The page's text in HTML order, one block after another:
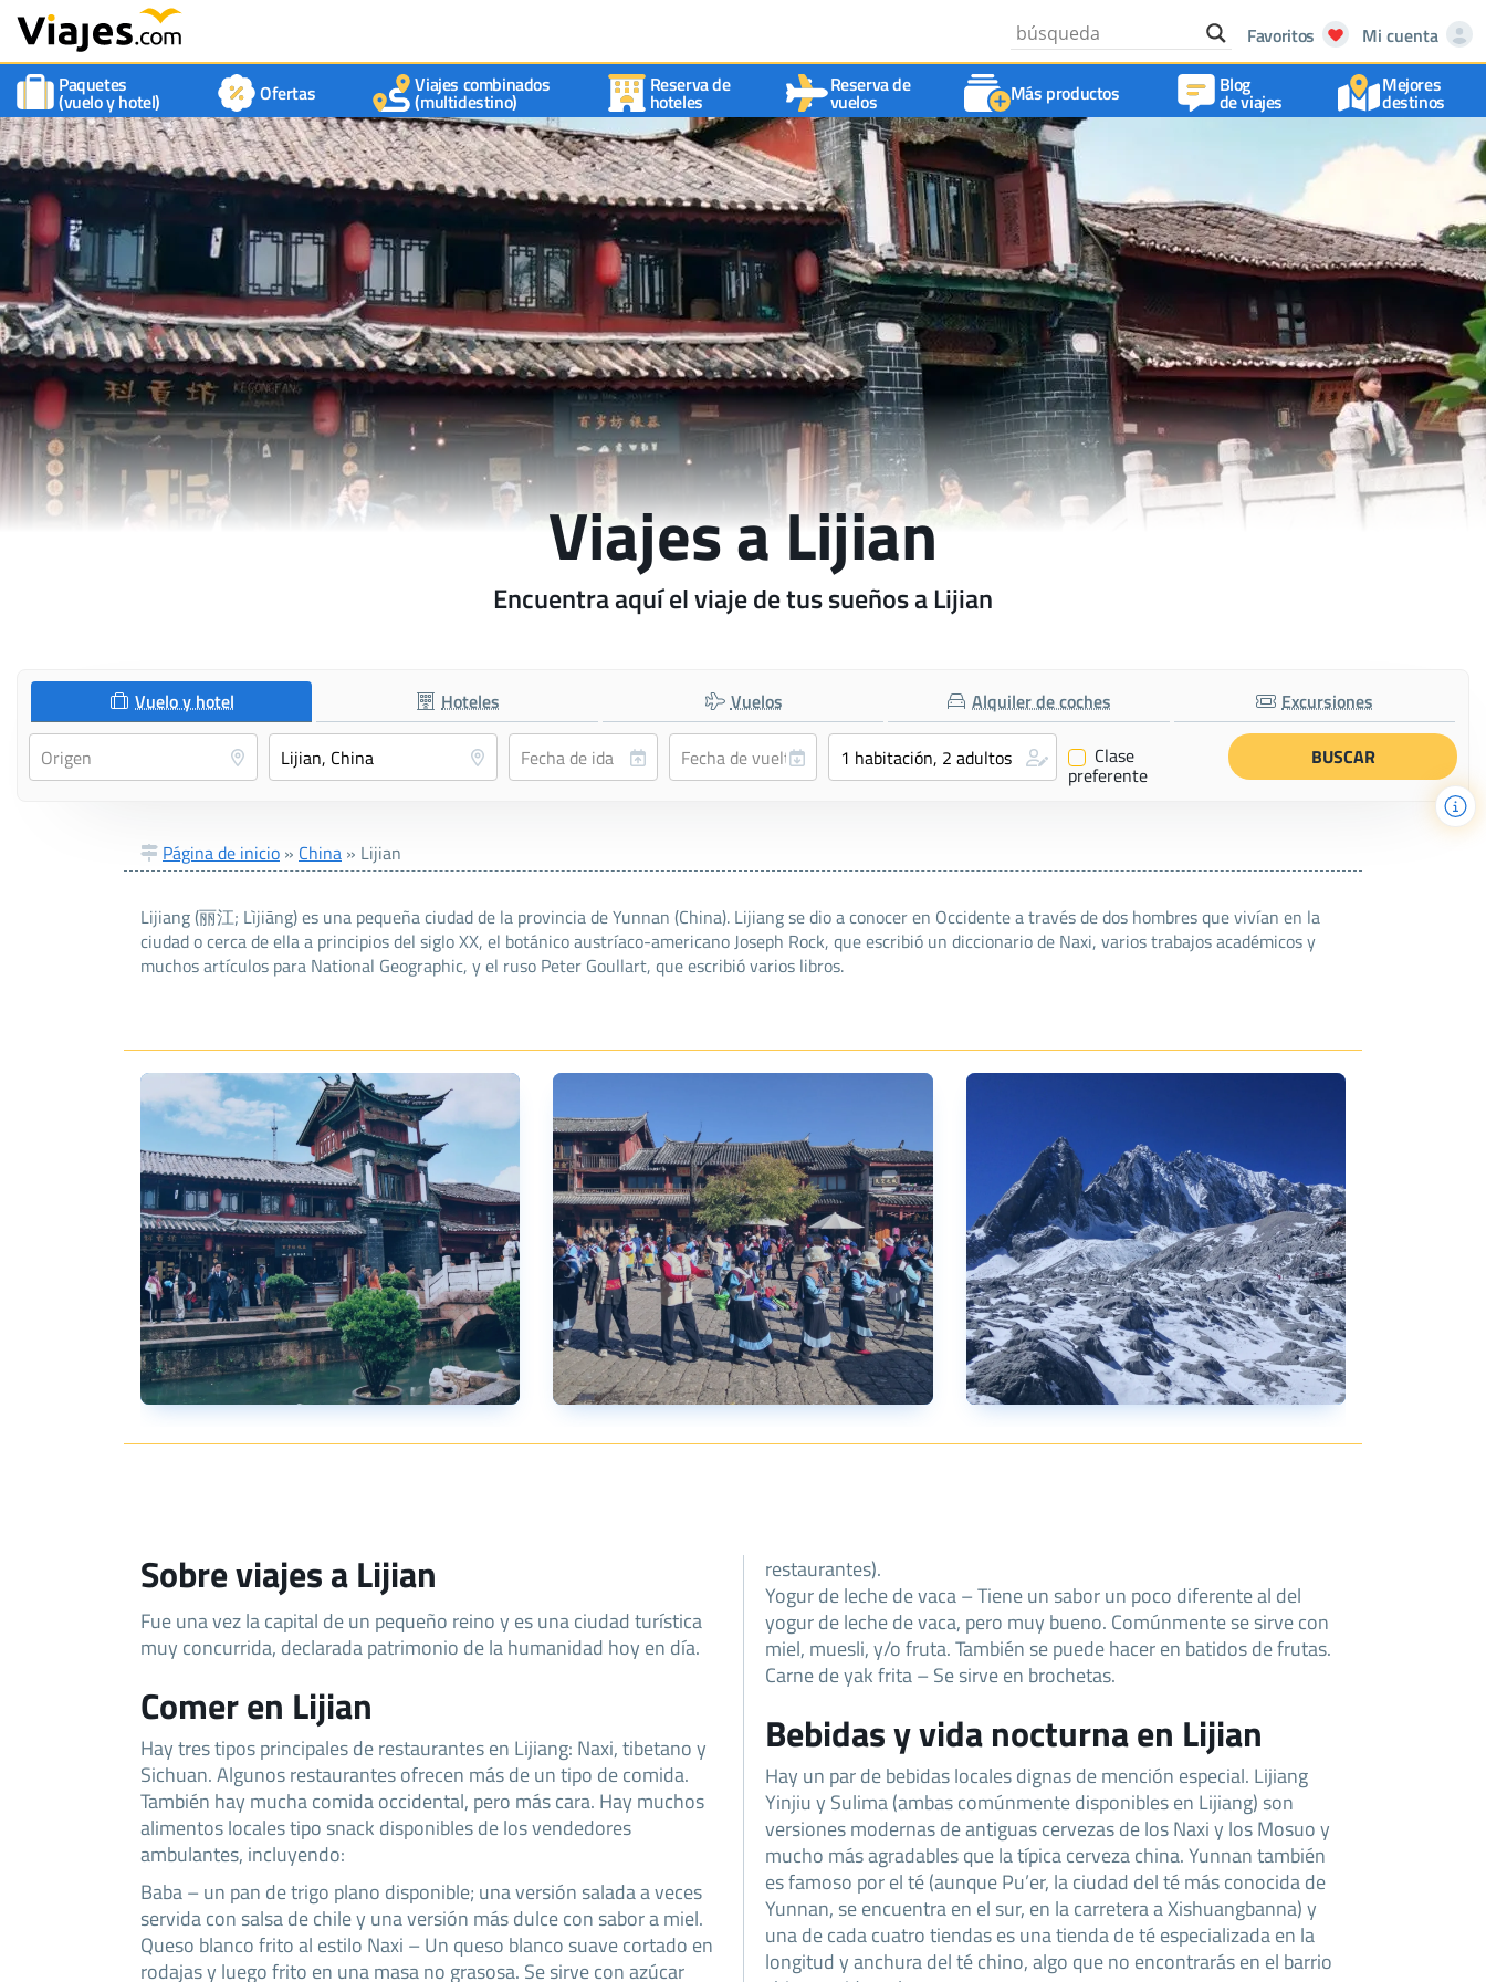
Favoritos
Mi cuenta
Paquetes
(vuelo y hotel) Ofertas Viajes combinados
(multidestino)
Reserva de
hoteles
Reserva de
vuelos Más productos Blog
de viajes
Mejores
destinos
Viajes a Lijian
Encuentra aquí el viaje de tus sueños a Lijian
Vuelo y hotel Hoteles Vuelos Alquiler de coches Excursiones
✔ Clase
preferente
Página de inicio » China » Lijian
Lijiang (丽江; Lìjiāng) es una pequeña ciudad de la provincia de Yunnan (China). Lijiang se dio a conocer en Occidente a través de dos hombres que vivían en la
ciudad o cerca de ella a principios del siglo XX, el botánico austríaco-americano Joseph Rock, que escribió un diccionario de Naxi, varios trabajos académicos y
muchos artículos para National Geographic, y el ruso Peter Goullart, que escribió varios libros.
Sobre viajes a Lijian
Fue una vez la capital de un pequeño reino y es una ciudad turística
muy concurrida, declarada patrimonio de la humanidad hoy en día.
Comer en Lijian
Hay tres tipos principales de restaurantes en Lijiang: Naxi, tibetano y
Sichuan. Algunos restaurantes ofrecen más de un tipo de comida.
También hay mucha comida occidental, pero más cara. Hay muchos
alimentos locales tipo snack disponibles de los vendedores
ambulantes, incluyendo:
Baba – un pan de trigo plano disponible; una versión salada a veces
servida con salsa de chile y una versión más dulce con sabor a miel.
Queso blanco frito al estilo Naxi – Un queso blanco suave cortado en
rodajas y luego frito en una masa no grasosa. Se sirve con azúcar
restaurantes).
Yogur de leche de vaca – Tiene un sabor un poco diferente al del
yogur de leche de vaca, pero muy bueno. Comúnmente se sirve con
miel, muesli, y/o fruta. También se puede hacer en batidos de frutas.
Carne de yak frita – Se sirve en brochetas.
Bebidas y vida nocturna en Lijian
Hay un par de bebidas locales dignas de mención especial. Lijiang
Yinjiu y Sulima (ambas comúnmente disponibles en Lijiang) son
versiones modernas de antiguas cervezas de los Naxi y los Mosuo y
mucho más agradables que la típica cerveza china. Yunnan también
es famoso por el té (aunque Pu’er, la ciudad del té más conocida de
Yunnan, se encuentra en el sur, en la carretera a Xishuangbanna) y
una de cada cuatro tiendas es una tienda de té especializada en la
longitud y anchura del té chino, algo que no encontrarás en el barrio